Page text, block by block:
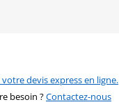
votre devis express en ligne.
besoin ?Contactez-nous